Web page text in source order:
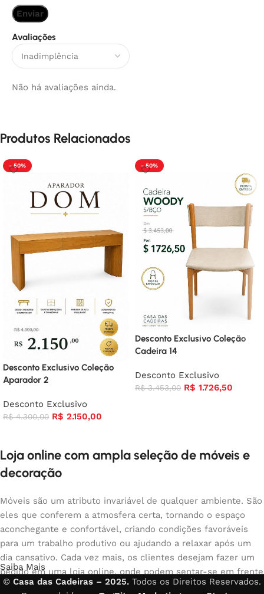
Avaliações
Não há avaliações ainda.
Produtos Relacionados
- 50%
Desconto Exclusivo Coleção
Aparador 2
Desconto Exclusivo
R$4.300,00 R$ 2.150,00
- 50%
Desconto Exclusivo Coleção
Cadeira 14
Desconto Exclusivo
R$3.453,00 R$ 1.726,50
Loja online com ampla seleção de móveis e
decoração
Móveis são um atributo invariável de qualquer ambiente. São
eles que conferem a atmosfera certa, tornando o espaço
aconchegante e confortável, criando condições favoráveis
para um trabalho produtivo ou ajudando a relaxar após um
dia cansativo. Cada vez mais, os clientes desejam fazer um
pedido em uma loja online, onde podem sentar-se em frente
ao computador no seu tempo livre, organizar os móveis da
Saiba Mais
© Casa das Cadeiras – 2025. Todos os Direitos Reservados.